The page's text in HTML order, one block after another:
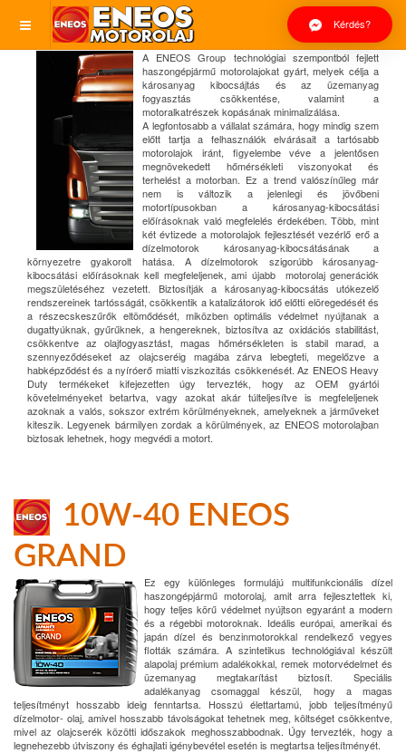
Kérdés?
A ENEOS Group technológiai szempontból fejlett
haszongépjármű motorolajokat gyárt, melyek célja a
károsanyag kibocsájtás és az üzemanyag
fogyasztás csökkentése, valamint a
motoralkatrészek kopásának minimalizálása.
A legfontosabb a vállalat számára, hogy mindig szem
előtt tartja a felhasználók elvárásait a tartósabb
motorolajok iránt, figyelembe véve a jelentősen
megnövekedett hőmérsékleti viszonyokat és
terhelést a motorban. Ez a trend valószínűleg már
nem is változik a jelenlegi és jövőbeni
motortípusokban a károsanyag-kibocsátási
előírásoknak való megfelelés érdekében. Több, mint
két évtizede a motorolajok fejlesztését vezérlő erő a
dízelmotorok károsanyag-kibocsátásának a
környezetre gyakorolt hatása. A dízelmotorok szigorúbb károsanyag-
kibocsátási előírásoknak kell megfeleljenek, ami újabb motorolaj generációk
megszületéséhez vezetett. Biztosítják a károsanyag-kibocsátás utókezelő
rendszereinek tartósságát, csökkentik a katalizátorok idő előtti elöregedését és
a részecskeszűrők eltömődését, miközben optimális védelmet nyújtanak a
dugattyúknak, gyűrűknek, a hengereknek, biztosítva az oxidációs stabilitást,
csökkentve az olajfogyasztást, magas hőmérsékleten is stabil marad, a
szennyeződéseket az olajcseréig magába zárva lebegteti, megelőzve a
habképződést és a nyíróerő miatti viszkozitás csökkenését. Az ENEOS Heavy
Duty termékeket kifejezetten úgy tervezték, hogy az OEM gyártói
követelményeket betartva, vagy azokat akár túlteljesítve is megfeleljenek
azoknak a valós, sokszor extrém körülményeknek, amelyeknek a járműveket
kiteszik. Legyenek bármilyen zordak a körülmények, az ENEOS motorolajban
biztosak lehetnek, hogy megvédi a motort.
10W-40 ENEOS
GRAND
Ez egy különleges formulájú multifunkcionális dízel
haszongépjármű motorolaj, amit arra fejlesztettek ki,
hogy teljes körű védelmet nyújtson egyaránt a modern
és a régebbi motoroknak. Ideális európai, amerikai és
japán dízel és benzinmotorokkal rendelkező vegyes
flották számára. A szintetikus technológiával készült
alapolaj prémium adalékokkal, remek motorvédelmet és
üzemanyag megtakarítást biztosít. Speciális
adalékanyag csomaggal készül, hogy a magas
teljesítményt hosszabb ideig fenntartsa. Hosszú élettartamú, jobb teljesítményű
dízelmotor- olaj, amivel hosszabb távolságokat tehetnek meg, költséget csökkentve,
mivel az olajcserék közötti időszakok meghosszabbodnak. Úgy tervezték, hogy a
legnehezebb útviszony és éghajlati igénybevétel esetén is megtartsa teljesítményét.